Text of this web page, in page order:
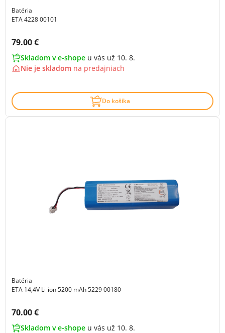
Batéria
ETA 4228 00101
Cena s DPH:
79.00 €
Skladom v e-shope u vás už 10. 8.
Nie je skladom na predajniach
Do košíka
Batéria
ETA 14,4V Li-ion 5200 mAh 5229 00180
Cena s DPH:
70.00 €
Skladom v e-shope u vás už 10. 8.